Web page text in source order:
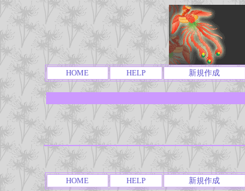
HOME HELP 新規作成
HOME HELP 新規作成